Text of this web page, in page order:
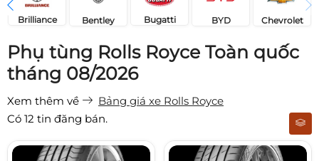
Brilliance Bentley Bugatti BYD Chevrolet
Phụ tùng Rolls Royce Toàn quốc
tháng 08/2026
Xem thêm về
Bảng giá xe Rolls Royce
Có 12 tin đăng bán.